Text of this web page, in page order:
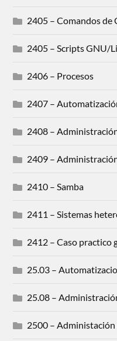
2405 – Comandos de
2405 – Scripts GNU/
2406 – Procesos
2407 –
2408 –
2409 –
2410 – Samba
2411 – Sistemas
2412 – Caso practico
25.03 –
25.08 –
2500 – Administación